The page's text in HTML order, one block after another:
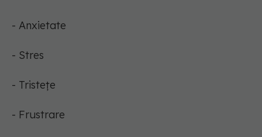
- Anxietate
- Stres
- Tristețe
- Frustrare